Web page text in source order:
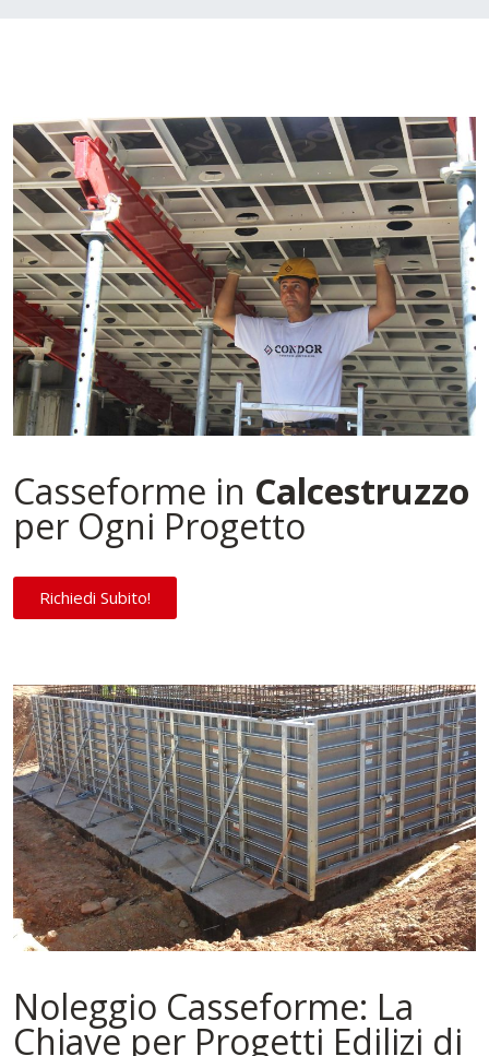
Casseforme in Calcestruzzo
per Ogni Progetto
Richiedi Subito!
Noleggio Casseforme: La
Chiave per Progetti Edilizi di